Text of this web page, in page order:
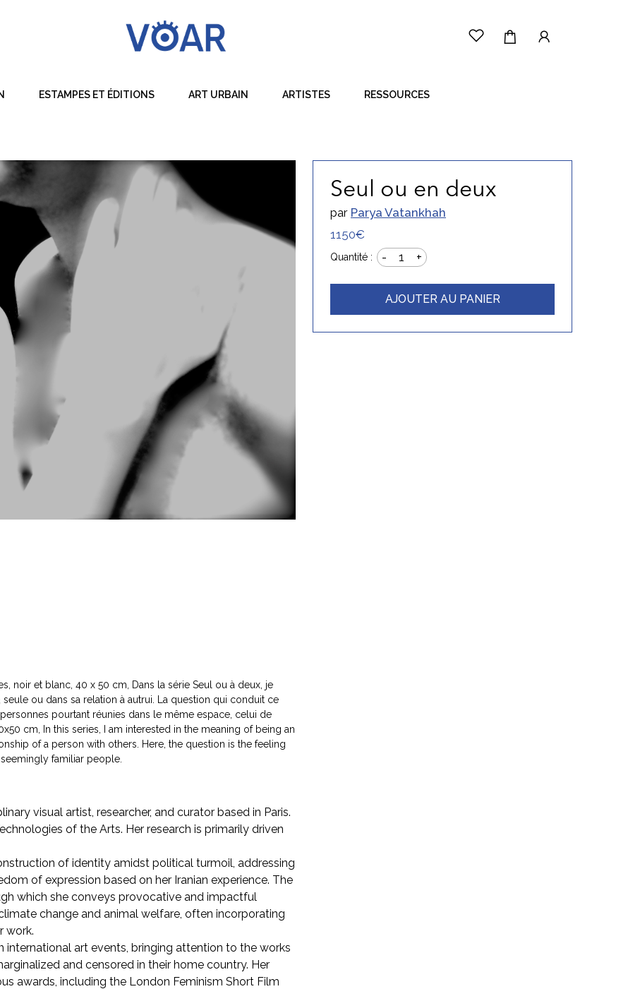
ESTAMPES ET ÉDITIONS ART URBAIN
Peinture
Sculpture
Techniques Mixtes
ARTISTES RESSOURCES
CÔTÉ ARTISTE
CÔTÉ ACHETEUR
noir et blanc, 40 x 50 cm, Dans la série Seul ou à deux, je
ou dans sa relation à autrui. La question qui conduit ce
pourtant réunies dans le même espace, celui de
cm, In this series, I am interested in the meaning of being an
of a person with others. Here, the question is the feeling
familiar people.
visual artist, researcher, and curator based in Paris.
of the Arts. Her research is primarily driven
of identity amidst political turmoil, addressing
of expression based on her Iranian experience. The
which she conveys provocative and impactful
change and animal welfare, often incorporating
work.
international art events, bringing attention to the works
and censored in their home country. Her
awards, including the London Feminism Short Film
Seul ou en deux
par Parya Vatankhah
1150€
Quantité : - 1 +
AJOUTER AU PANIER